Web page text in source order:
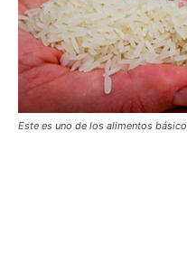
Este es uno de los alimentos